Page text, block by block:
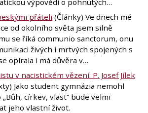
přáteli (Články) Ve dnech mé
od okolního světa jsem silně
se říká communio sanctorum, onu
živých i mrtvých spojených s
opírala i má důvěra v…
v nacistickém vězení: P. Josef Jílek
Jako student gymnázia nemohl
církev, vlast“ bude velmi
jeho vlastní život.